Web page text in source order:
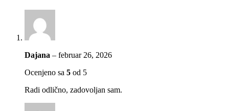
Dajana – februar 26, 2026
Ocenjeno sa 5 od 5
Radi odlično, zadovoljan sam.